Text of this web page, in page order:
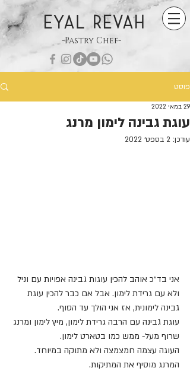
EYAL REVAH
-Pastry Chef-
פוסט
עוגת גבינה לימון מרנג
29 במאי 2022
עודכן: 2 בספט׳ 2022
אני בד״כ אוהב להכין עוגות גבינה אפויות עם וניל
ולא עם גרידת לימון. אבל אם כבר להכין עוגת
גבינה לימונית, אז אני הולך עד הסוף.
עוגת גבינה עם הרבה גרידת לימון, מיץ לימון ומרנג
שרוף מעל- ממש כמו בטארט לימון.
העוגה עצמה חמצמצה ולא מתוקה במיוחד.
המרנג מוסיף את המתיקות.